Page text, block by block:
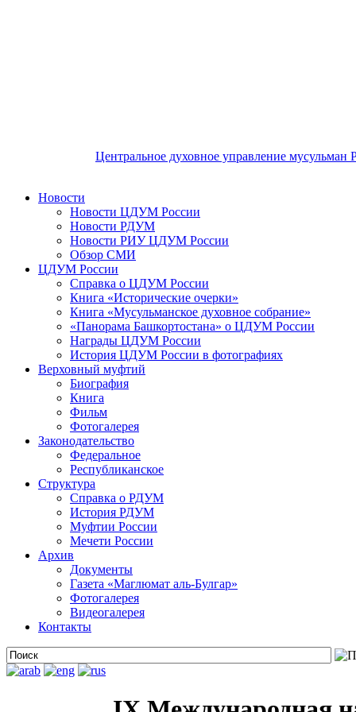
Центральное духовное управление мусульман
Новости
Новости ЦДУМ России
Новости РДУМ
Новости РИУ ЦДУМ России
Обзор СМИ
ЦДУМ России
Справка о ЦДУМ России
Книга «Исторические очерки»
Книга «Мусульманское духовное собрание»
«Панорама Башкортостана» о ЦДУМ России
Награды ЦДУМ России
История ЦДУМ России в фотографиях
Верховный муфтий
Биография
Книга
Фильм
Фотогалерея
Законодательство
Федеральное
Республиканское
Структура
Справка о РДУМ
История РДУМ
Муфтии России
Мечети России
Архив
Документы
Газета «Маглюмат аль-Булгар»
Фотогалерея
Видеогалерея
Контакты